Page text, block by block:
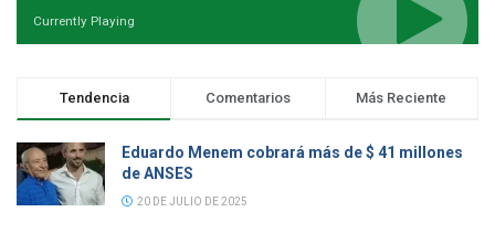
Currently Playing
Tendencia Comentarios Más Reciente
Eduardo Menem cobrará más de $ 41 millones
de ANSES
20 DE JULIO DE 2025